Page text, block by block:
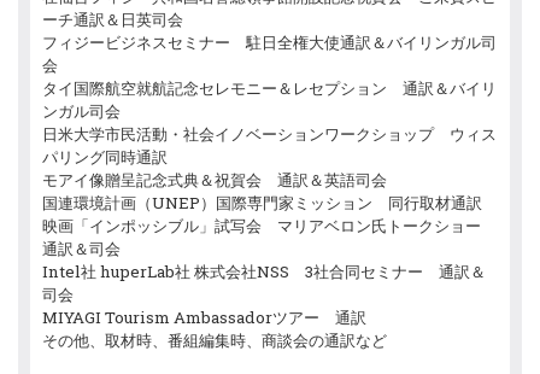
ーチ通訳＆日英司会
フィジービジネスセミナー 駐日全権大使通訳＆バイリンガル司
会
タイ国際航空就航記念セレモニー＆レセプション 通訳＆バイリ
ンガル司会
日米大学市民活動・社会イノベーションワークショップ ウィス
パリング同時通訳
モアイ像贈呈記念式典＆祝賀会 通訳＆英語司会
国連環境計画（UNEP）国際専門家ミッション 同行取材通訳
映画「インポッシブル」試写会 マリアベロン氏トークショー
通訳＆司会
Intel社 huperLab社 株式会社NSS 3社合同セミナー 通訳＆
司会
MIYAGI Tourism Ambassadorツアー 通訳
その他、取材時、番組編集時、商談会の通訳など